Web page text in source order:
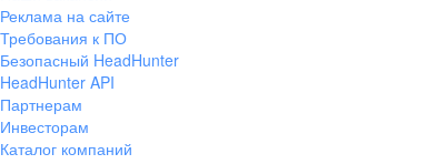
Реклама на сайте
Требования к ПО
Безопасный HeadHunter
HeadHunter API
Партнерам
Инвесторам
Каталог компаний